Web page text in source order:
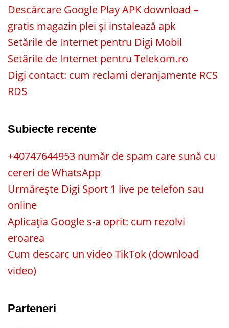
Descărcare Google Play APK download –
gratis magazin plei și instalează apk
Setările de Internet pentru Digi Mobil
Setările de Internet pentru Telekom.ro
Digi contact: cum reclami deranjamente RCS
RDS
Subiecte recente
+40747644953 număr de spam care sună cu
cereri de WhatsApp
Urmărește Digi Sport 1 live pe telefon sau
online
Aplicația Google s-a oprit: cum rezolvi
eroarea
Cum descarc un video TikTok (download
video)
Parteneri